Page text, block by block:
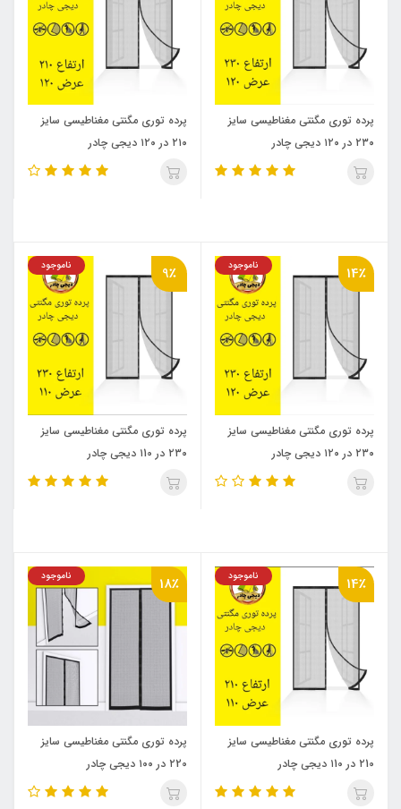
پرده توری مگنتی مغناطیسی سایز
۲۳۰ در ۱۲۰ دیجی چادر
پرده توری مگنتی مغناطیسی سایز
۲۱۰ در ۱۲۰ دیجی چادر
14٪ ناموجود
پرده توری مگنتی مغناطیسی سایز
۲۳۰ در ۱۲۰ دیجی چادر
9٪ ناموجود
پرده توری مگنتی مغناطیسی سایز
۲۳۰ در ۱10 دیجی چادر
14٪ ناموجود
پرده توری مگنتی مغناطیسی سایز
۲10 در ۱10 دیجی چادر
18٪ ناموجود
پرده توری مگنتی مغناطیسی سایز
۲20 در ۱۰۰ دیجی چادر